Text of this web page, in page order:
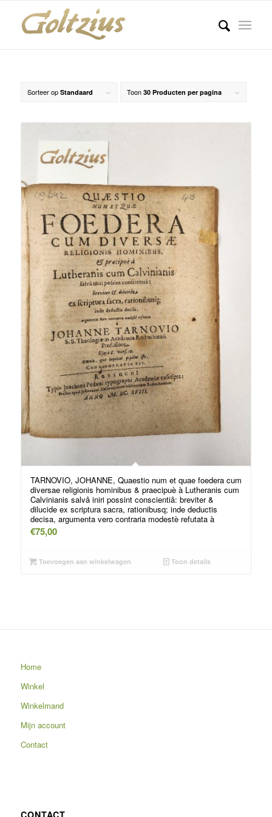
Sorteer op Standaard Toon 30 Producten per pagina
TARNOVIO, JOHANNE, Quaestio num et quae foedera cum
diversae religionis hominibus & praecipuè à Lutheranis cum
Calvinianis salvâ iniri possint conscientiâ: breviter &
dilucide ex scriptura sacra, rationibusq; inde deductis
decisa, argumenta vero contraria modestè refutata à
€75,00
Toevoegen aan winkelwagen Toon details
Home
Winkel
Winkelmand
Mijn account
Contact